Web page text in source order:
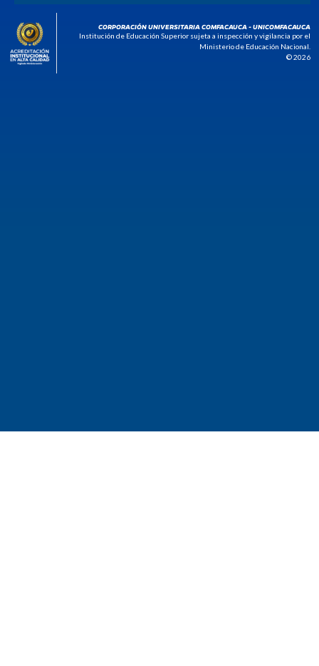
CORPORACIÓN UNIVERSITARIA COMFACAUCA - UNICOMFACAUCA
Institución de Educación Superior sujeta a inspección y vigilancia por el
Ministerio de Educación Nacional.
© 2026